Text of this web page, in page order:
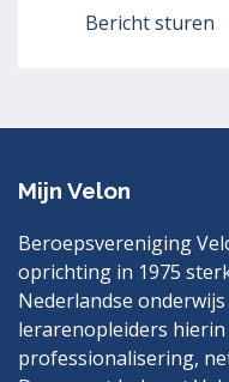
Bericht sturen
Mijn Velon
Beroepsvereniging
oprichting in 1975
Nederlandse
lerarenopleiders
professionalisering,